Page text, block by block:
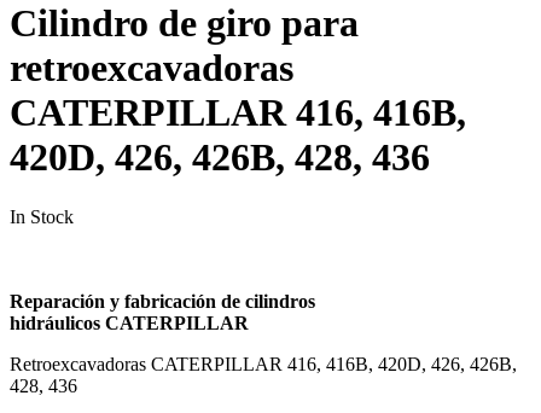
Cilindro de giro para
retroexcavadoras
CATERPILLAR 416, 416B,
420D, 426, 426B, 428, 436
In Stock
Reparación y fabricación de cilindros
hidráulicos CATERPILLAR
Retroexcavadoras CATERPILLAR 416, 416B, 420D, 426, 426B,
428, 436